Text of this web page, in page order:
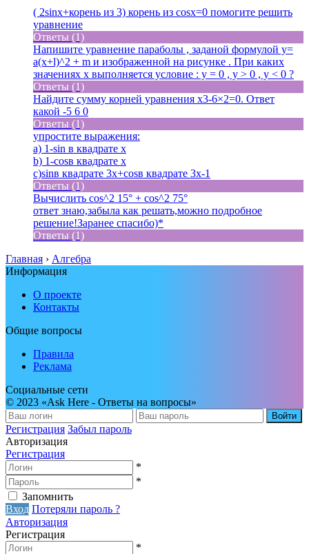
( 2sinx+корень из 3) корень из cosx=0 помогите решить
уравнение
Ответы (1)
Напишите уравнение параболы , заданой формулой y=
a(x+l)^2 + m и изображенной на рисунке . При каких
значениях x выполняется условие : y = 0 , y > 0 , y < 0 ?
Ответы (1)
Найдите сумму корней уравнения x3-6×2=0. Ответ
какой -5 6 0
Ответы (1)
упростите выражения:
a) 1-sin в квадрате x
b) 1-cosв квадрате x
c)sinв квадрате 3x+cosв квадрате 3x-1
Ответы (1)
Вычислить cos^2 15° + cos^2 75°
ответ знаю,забыла как решать,можно подробное
решение!Заранее спасибо)*
Ответы (1)
Главная › Алгебра
Информация
О проекте
Контакты
Общие вопросы
Правила
Реклама
Социальные сети
© 2023 «Ask Here - Ответы на вопросы»
Войти
Регистрация Забыл пароль
Авторизация
Регистрация
*
*
Запомнить
Вход Потеряли пароль ?
Авторизация
Регистрация
*